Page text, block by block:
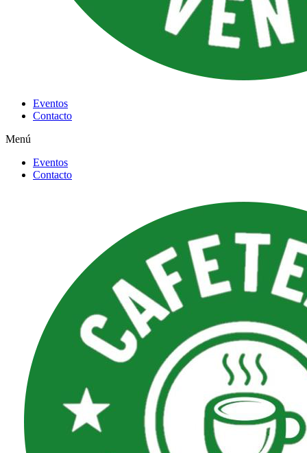
Eventos
Contacto
Menú
Eventos
Contacto